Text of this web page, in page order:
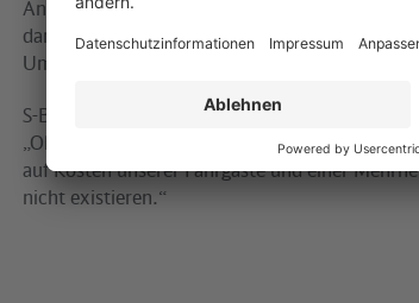
Anpassung des Lohnniveaus abzusenken.
damit am 21. und 22. April ein Angebot
Umständen wesentlich zur Sicherung der
S-Bahn-Arbeitsdirektor Heinrich Hinz
„Obwohl die eigentlichen Verhandlungen
auf Kosten unserer Fahrgäste und einer
nicht existieren.“